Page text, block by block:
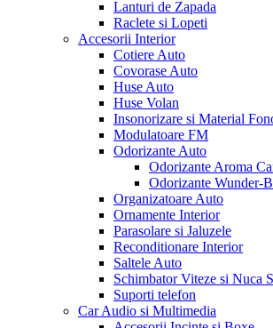
Lanturi de Zapada
Raclete si Lopeti
Accesorii Interior
Cotiere Auto
Covorase Auto
Huse Auto
Huse Volan
Insonorizare si Material
Modulatoare FM
Odorizante Auto
Odorizante Aroma
Odorizante Wunder-
Organizatoare Auto
Ornamente Interior
Parasolare si Jaluzele
Reconditionare Interior
Saltele Auto
Schimbator Viteze si Nuca
Suporti telefon
Car Audio si Multimedia